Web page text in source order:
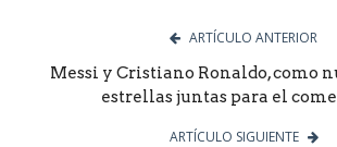
ARTÍCULO ANTERIOR
Messi y Cristiano Ronaldo, como
estrellas juntas para el
ARTÍCULO SIGUIENTE